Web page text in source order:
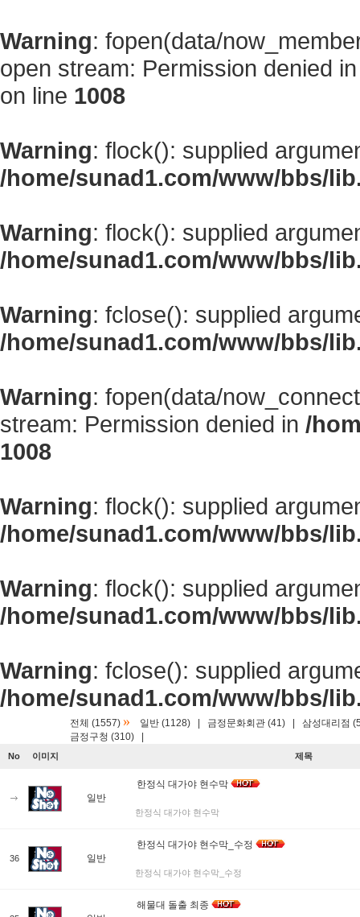
Warning: fopen(data/
open stream: Permission denied
on line 1008
Warning: flock(): supplied
/home/sunad1.com/www/bbs/
Warning: flock(): supplied
/home/sunad1.com/www/bbs/
Warning: fclose(): supplied
/home/sunad1.com/www/bbs/
Warning: fopen(data/
stream: Permission denied in /
1008
Warning: flock(): supplied
/home/sunad1.com/www/bbs/
Warning: flock(): supplied
/home/sunad1.com/www/bbs/
Warning: fclose(): supplied
/home/sunad1.com/www/bbs/
전체 (1557) » 일반 (1128) 금정문화회관 (41)
삼성대리점
금정구청 (310)
No 이미지 제목
일반
한정식 대가야 현수막
한정식 대가야 현수막
36 일반
한정식 대가야 현수막_수정
한정식 대가야 현수막_수정
해물대 돌출 최종